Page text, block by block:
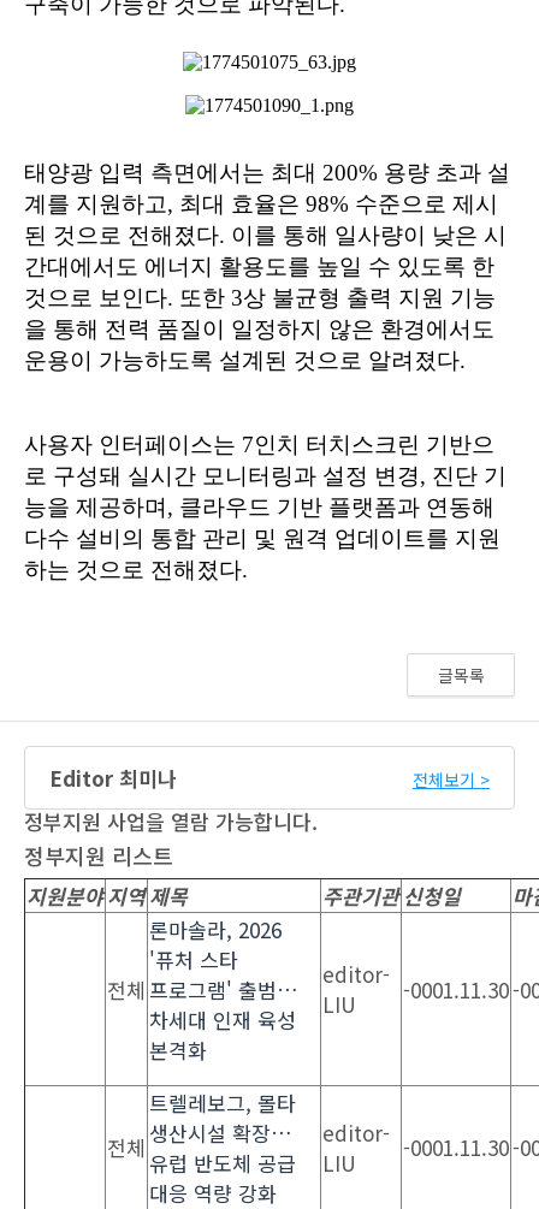
글목록
Editor 최미나 전체보기 >
정부지원 사업을 열람 가능합니다.
정부지원 리스트
지원분야지역제목 주관기관 신청일 마
전체
론마솔라, 2026
'퓨처 스타
프로그램' 출범…
차세대 인재 육성
본격화
editor-
LIU
-0001.11.30-
전체
트렐레보그, 몰타
생산시설 확장…
유럽 반도체 공급
대응 역량 강화
editor-
LIU
-0001.11.30-